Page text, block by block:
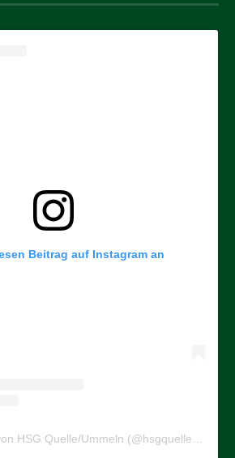
Beitrag auf Instagram an
Ein Beitrag geteilt von HSG Quelle/Ummeln (@hsgquelleummeln)